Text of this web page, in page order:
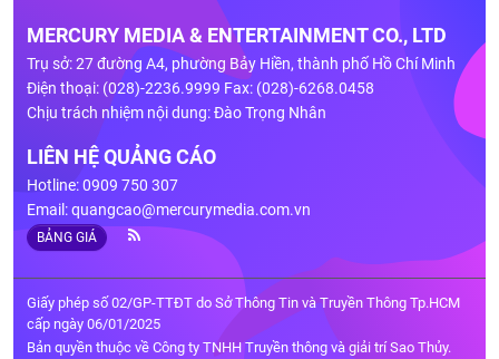
MERCURY MEDIA & ENTERTAINMENT CO., LTD
Trụ sở: 27 đường A4, phường Bảy Hiền, thành phố Hồ Chí Minh
Điện thoại: (028)-2236.9999 Fax: (028)-6268.0458
Chịu trách nhiệm nội dung: Đào Trọng Nhân
LIÊN HỆ QUẢNG CÁO
Hotline: 0909 750 307
Email:quangcao@mercurymedia.com.vn
BẢNG GIÁ
Giấy phép số 02/GP-TTĐT do Sở Thông Tin và Truyền Thông Tp.HCM
cấp ngày 06/01/2025
Bản quyền thuộc về Công ty TNHH Truyền thông và giải trí Sao Thủy.